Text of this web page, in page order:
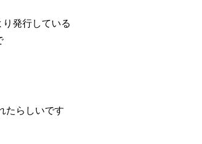
発行している
たらしいです